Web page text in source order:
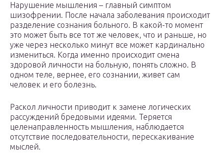
Нарушение мышления – главный симптом
шизофрении. После начала заболевания происходит
разделение сознания больного. В какой-то момент
это может быть все тот же человек, что и раньше, но
уже через несколько минут все может кардинально
измениться. Когда именно происходит смена
здоровой личности на больную, понять сложно. В
одном теле, вернее, его сознании, живет сам
человек и его болезнь.
Раскол личности приводит к замене логических
рассуждений бредовыми идеями. Теряется
целенаправленность мышления, наблюдается
отсутствие последовательности, перескакивание
мыслей.